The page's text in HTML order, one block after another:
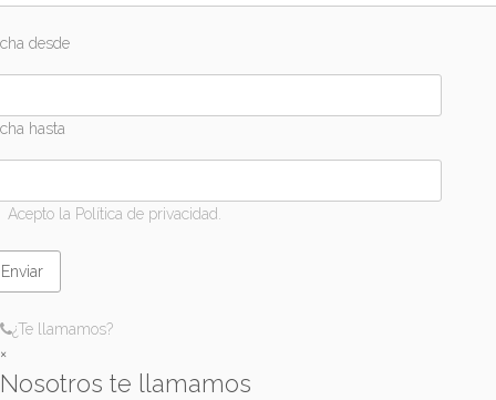
desde
hasta
Acepto la Política de privacidad.
¿Te llamamos?
×
Nosotros te llamamos